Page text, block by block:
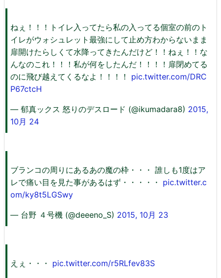
ねぇ！！！トイレ入ってたら私の入ってる個室の前のト
イレがウォシュレット最強にして止め方わからないまま
扉開けたらしくて水降ってきたんだけど！！ねぇ！！な
んなのこれ！！！私が何をしたんだ！！！！扉閉めてる
のに飛び越えてくるなよ！！！！ pic.twitter.com/DRC
P67ctcH
— 郁真ックス 怒りのデスロード (@ikumadara8) 2015,
10月 24
ブランコの周りにあるあの魔の枠・・・ 誰しも1度はア
レで痛い目を見た事があるはず・・・・・ pic.twitter.c
om/ky8t5LGSwy
— 台野 ４号機 (@deeeno_S) 2015, 10月 23
えぇ・・・ pic.twitter.com/r5RLfev83S